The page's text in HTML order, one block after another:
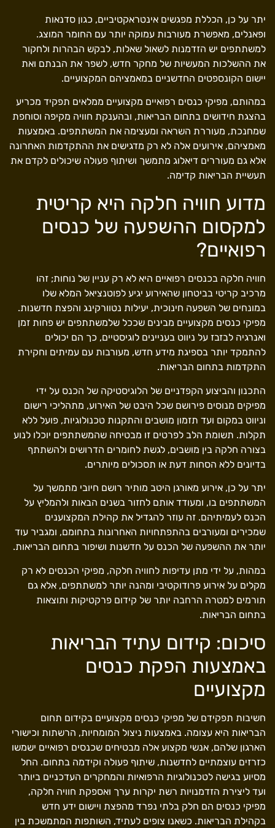
יתר על כן, הכללת מפגשים אינטראקטיביים, כגון סדנאות
ופאנלים, מאפשרת מעורבות עמוקה יותר עם החומר המוצג.
למשתתפים יש הזדמנות לשאול שאלות, לבקש הבהרות ולחקור
את ההשלכות המעשיות של מחקר חדש, לשפר את הבנתם ואת
יישום הקונספטים החדשניים במאמציהם המקצועיים.
במהותם, מפיקי כנסים רפואיים מקצועיים ממלאים תפקיד מכריע
בהצגת חידושים בתחום הבריאות, ובהענקת חוויה מקיפה וסוחפת
שמחנכת, מעוררת השראה ומעצימה את המשתתפים. באמצעות
מאמציהם, אירועים אלה לא רק מדגישים את ההתקדמות האחרונה
אלא גם מעוררים דיאלוג מתמשך ושיתוף פעולה שיכולים לקדם את
תעשיית הבריאות קדימה.
מדוע חוויה חלקה היא קריטית
למקסום ההשפעה של כנסים
רפואיים?
חוויה חלקה בכנסים רפואיים היא לא רק עניין של נוחות; זהו
מרכיב קריטי בביטחון שהאירוע יגיע לפוטנציאל המלא שלו
במונחים של השפעה חינוכית, יעילות נטוורקינג והפצת חדשנות.
מפיקי כנסים מקצועיים מבינים שככל שלמשתתפים יש פחות זמן
ואנרגיה לבזבז על ניווט בעניינים לוגיסטיים, כך הם יכולים
להתמקד יותר בספיגת מידע חדש, מעורבות עם עמיתים וחקירת
התקדמות בתחום הבריאות.
התכנון והביצוע הקפדניים של הלוגיסטיקה של הכנס על ידי
מפיקים מנוסים פירושם שכל היבט של האירוע, מתהליכי רישום
וניווט במקום ועד תזמון מושבים והתקנות טכנולוגיות, פועל ללא
תקלות. תשומת הלב לפרטים זו מבטיחה שהמשתתפים יוכלו לנוע
בצורה חלקה בין מושבים, לגשת לחומרים הדרושים ולהשתתף
בדיונים ללא הסחות דעת או תסכולים מיותרים.
יתר על כן, אירוע מאורגן היטב מותיר רושם חיובי מתמשך על
המשתתפים בו, ומעודד אותם לחזור בשנים הבאות ולהמליץ על
הכנס לעמיתיהם. זה עוזר להגדיל את קהילת המקצוענים
שמכירים ומעורבים בהתפתחויות האחרונות בתחומם, ומגביר עוד
יותר את ההשפעה של הכנס על חדשנות ושיפור בתחום הבריאות.
במהות, על ידי מתן עדיפות לחוויה חלקה, מפיקי הכנסים לא רק
מקלים על אירוע פרודוקטיבי ומהנה יותר למשתתפים, אלא גם
תורמים למטרה הרחבה יותר של קידום פרקטיקות ותוצאות
בתחום הבריאות.
סיכום: קידום עתיד הבריאות
באמצעות הפקת כנסים
מקצועיים
חשיבות תפקידם של מפיקי כנסים מקצועיים בקידום תחום
הבריאות היא עצומה. באמצעות ניצול המומחיות, הרשתות וכישורי
הארגון שלהם, אנשי מקצוע אלה מבטיחים שכנסים רפואיים ישמשו
כזרזים עוצמתיים לחדשנות, שיתוף פעולה וקידמה בתחום. החל
מסיוע בגישה לטכנולוגיות הרפואיות והמחקרים העדכניים ביותר
ועד ליצירת הזדמנויות רשת יקרות ערך ואספקת חוויה חלקה,
מפיקי כנסים הם חלק בלתי נפרד מהפצת ויישום ידע חדש
בקהילת הבריאות. כשאנו צופים לעתיד, השותפות המתמשכת בין